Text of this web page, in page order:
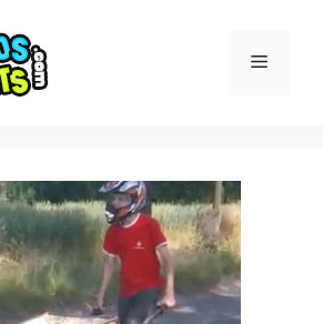
Menu